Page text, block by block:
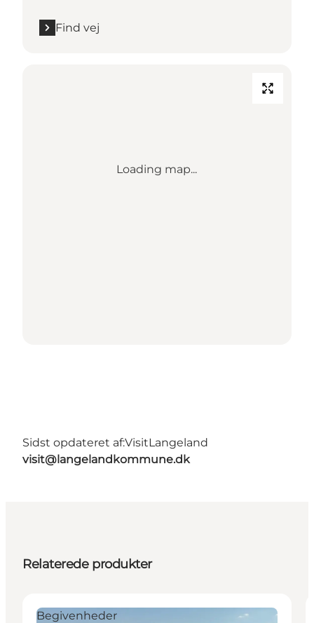
Find vej
Loading map...
Sidst opdateret af:VisitLangeland
visit@langelandkommune.dk
Relaterede produkter
Begivenheder